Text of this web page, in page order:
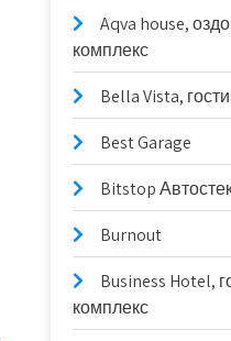
Aqva house,
комплекс
Bella Vista,
Best Garage
Bitstop
Burnout
Business Hotel,
комплекс